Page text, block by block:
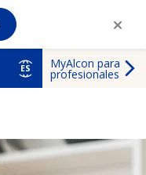
ES MyAlcon para
profesionales